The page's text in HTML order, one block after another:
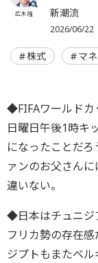
広木 隆 新潮流
2026/06/22
株式 マ
◆FIFAワールドカ
日曜日午後1時キ
になったことだ
ァンのお父さん
違いない。
◆日本はチュニジ
フリカ勢の存在
ジプトもまたベ